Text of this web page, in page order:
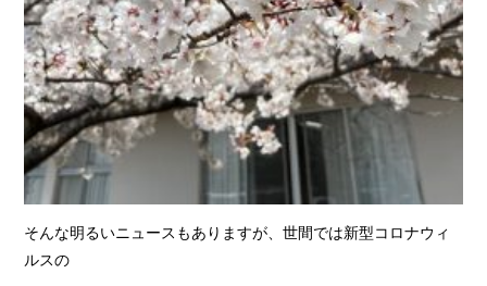
そんな明るいニュースもありますが、世間では新型コロナウィ
ルスの